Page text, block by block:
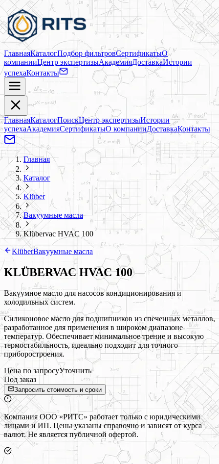
ГлавнаяКаталогПодбор фильтровСертификатыО
компанииЦентр экспертизыАкадемияДоставкаИстории
успехаКонтакты
ГлавнаяКаталогПоискЦентр экспертизыИстории
успехаАкадемияСертификатыО компанииДоставкаКонтакты
Главная
Каталог
Klüber
Вакуумные масла
Klübervac HVAC 100
KlüberВакуумные масла
KLÜBERVAC HVAC 100
Вакуумное масло для насосов кондиционирования и
холодильных систем.
Силиконовое масло для подшипников из спеченных металлов,
разработанное для применения в широком диапазоне
температур. Обеспечивает минимальное трение и высокую
термостабильность, идеально подходит для точного
приборостроения.
Цена по запросуУточнить
Под заказ
Запросить стоимость и сроки
Компания ООО «РИТС» работает только с юридическими
лицами и ИП. Цены указаны справочно и зависят от курса
валют. Не является публичной офертой.